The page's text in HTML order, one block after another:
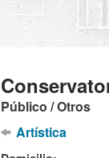
Público / Otros
Artística